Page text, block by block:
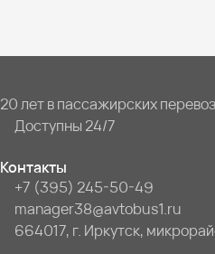
20 лет в пассажирских
Доступны 24/7
Контакты
+7 (395) 245-50-49
manager38@avtobus1.ru
664017, г. Иркутск,